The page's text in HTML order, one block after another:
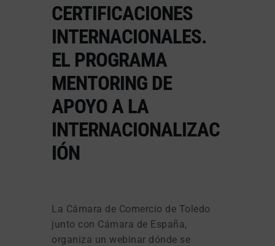
CERTIFICACIONES
INTERNACIONALES.
EL PROGRAMA
MENTORING DE
APOYO A LA
INTERNACIONALIZAC
IÓN
La Cámara de Comercio de Toledo
junto con Cámara de España,
organiza un webinar dónde se